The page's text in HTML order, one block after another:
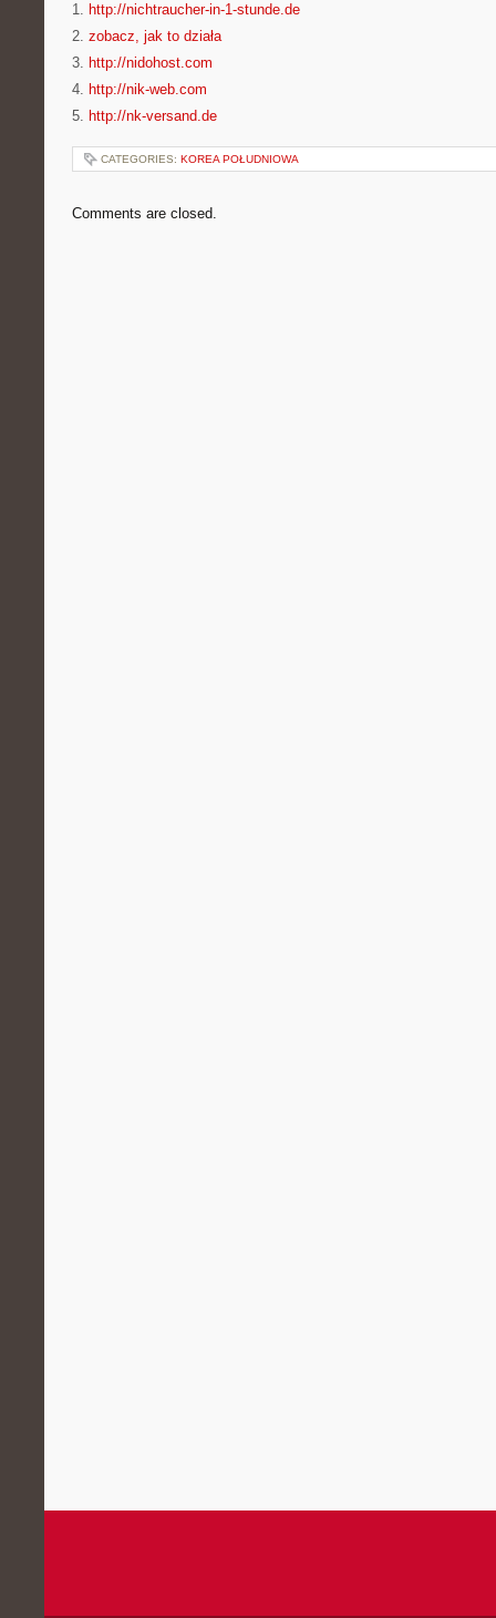
1. http://nichtraucher-in-1-stunde.de
2. zobacz, jak to działa
3. http://nidohost.com
4. http://nik-web.com
5. http://nk-versand.de
CATEGORIES: KOREA POŁUDNIOWA
Comments are closed.